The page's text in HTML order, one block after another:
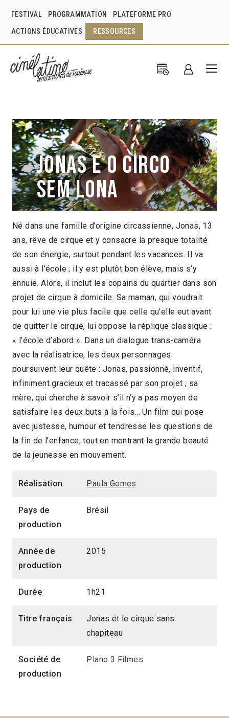
FESTIVAL PROGRAMMATION PLATEFORME PRO
ACTIONS ÉDUCATIVES RESSOURCES
Jonas e o circo
sem lona
Paula Gomes Brésil 2015
1h21
2016 > Compétition Documentaire
Né dans une famille d’origine circassienne, Jonas, 13
ans, rêve de cirque et y consacre la presque totalité
de son énergie, surtout pendant les vacances. Il va
aussi à l’école ; il y est plutôt bon élève, mais s’y
ennuie. Alors, il inclut les copains du quartier dans son
projet de cirque à domicile. Sa maman, qui voudrait
pour lui une vie plus facile que celle qu’elle eut avant
de quitter le cirque, lui oppose la réplique classique :
« l’école d’abord ». Dans un dialogue trans-caméra
avec la réalisatrice, les deux personnages
poursuivent leur quête : Jonas, passionné, inventif,
infiniment gracieux et tracassé par son projet ; sa
mère, qui cherche à savoir s’il n’y a pas moyen de
satisfaire les deux buts à la fois… Un film qui pose
avec justesse, humour et tendresse les questions de
la fin de l’enfance, tout en montrant la grande beauté
de la jeunesse en mouvement.
Réalisation Paula Gomes
Pays de
production
Brésil
Année de
production
2015
Durée 1h21
Titre français
Jonas et le cirque sans
chapiteau
Société de
production
Plano 3 Filmes